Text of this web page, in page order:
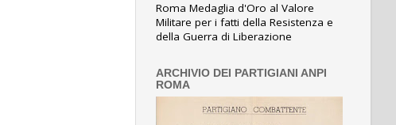
Roma Medaglia d'Oro al Valore
Militare per i fatti della Resistenza e
della Guerra di Liberazione
ARCHIVIO DEI PARTIGIANI ANPI
ROMA